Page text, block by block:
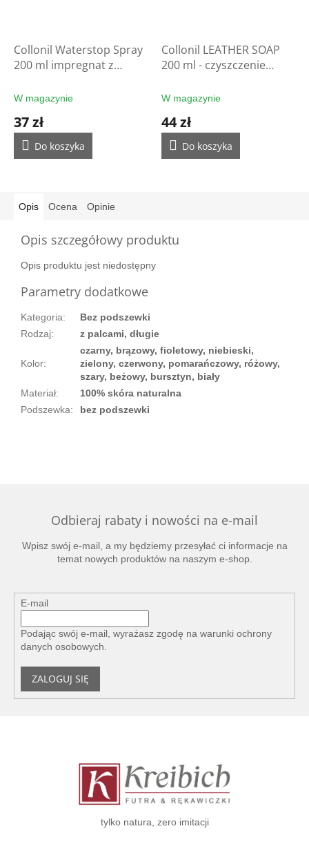
Collonil Waterstop Spray
200 ml impregnat z
rękawic
W magazynie
37 zł
Do koszyka
Collonil LEATHER SOAP
200 ml - czyszczenie
W magazynie
44 zł
Do koszyka
Opis Ocena Opinie
Opis szczegółowy produktu
Opis produktu jest niedostępny
Parametry dodatkowe
Kategoria:
Bez podszewki
Rodzaj: z palcami, długie
Kolor:
czarny, brązowy, fioletowy, niebieski,
zielony, czerwony, pomarańczowy, różowy,
szary, beżowy, bursztyn, biały
Materiał:
100% skóra naturalna
Podszewka: bez podszewki
Odbieraj rabaty i nowości na e-mail
Wpisz swój e-mail, a my będziemy przesyłać ci informacje na
temat nowych produktów na naszym e-shop.
E-mail
Podając swój e-mail, wyrażasz zgodę na warunki ochrony
danych osobowych
ZALOGUJ SIĘ
tylko natura, zero imitacji